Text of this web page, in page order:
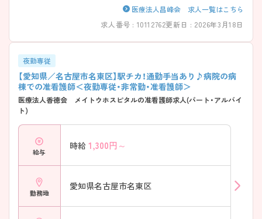
医療法人昌峰会 求人一覧はこちら
求人番号 : 10112762更新日 : 2026年3月18日
夜勤専従
【愛知県／名古屋市名東区】駅チカ！通勤手当あり♪病院の病
棟での准看護師＜夜勤専従・非常勤・准看護師＞
医療法人香徳会 メイトウホスピタルの准看護師求人(パート・アルバイ
ト)
給与
時給 1,300円～
勤務地
愛知県名古屋市名東区